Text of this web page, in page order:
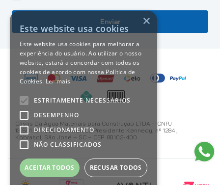
Enviar
Casas Da Água Materiais para Construção LTDA – CNPJ
13.501.187/0001-59 Avenida Presidente Kennedy, nº 1284 ,
Kobrasol, São José – SC – CEP: 88.102-400
×
Este website usa cookies
Este website usa cookies para melhorar a
experiência do usuário. Ao utilizar o nosso
website, estará a concordar com todos os
cookies de acordo com nossa Política de
Cookies. Ler mais
ESTRITAMENTE NECESSÁRIOS
DESEMPENHO
DIRECIONAMENTO
NÃO CLASSIFICADOS
ACEITAR TODOS RECUSAR TODOS